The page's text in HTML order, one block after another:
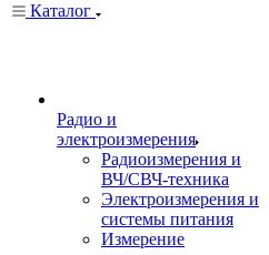
Каталог
Радио и
электроизмерения
Радиоизмерения и
ВЧ/СВЧ-техника
Электроизмерения и
системы питания
Измерение